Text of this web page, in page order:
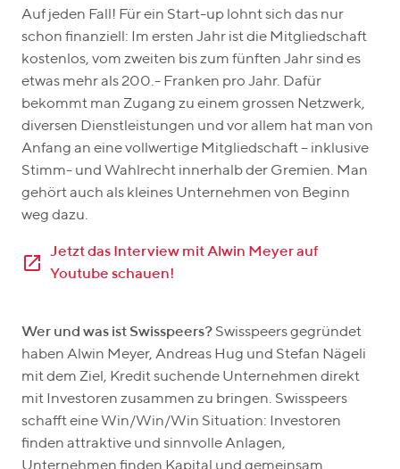
Auf jeden Fall! Für ein Start-up lohnt sich das nur
schon finanziell: Im ersten Jahr ist die Mitgliedschaft
kostenlos, vom zweiten bis zum fünften Jahr sind es
etwas mehr als 200.- Franken pro Jahr. Dafür
bekommt man Zugang zu einem grossen Netzwerk,
diversen Dienstleistungen und vor allem hat man von
Anfang an eine vollwertige Mitgliedschaft – inklusive
Stimm- und Wahlrecht innerhalb der Gremien. Man
gehört auch als kleines Unternehmen von Beginn
weg dazu.
Jetzt das Interview mit Alwin Meyer auf
Youtube schauen!
Wer und was ist Swisspeers? Swisspeers gegründet
haben Alwin Meyer, Andreas Hug und Stefan Nägeli
mit dem Ziel, Kredit suchende Unternehmen direkt
mit Investoren zusammen zu bringen. Swisspeers
schafft eine Win/Win/Win Situation: Investoren
finden attraktive und sinnvolle Anlagen,
Unternehmen finden Kapital und gemeinsam